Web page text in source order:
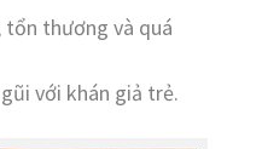
tổn thương và quá
với khán giả trẻ.